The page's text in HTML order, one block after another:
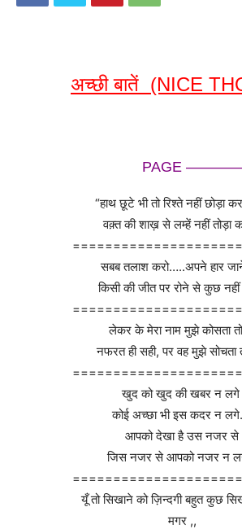
अच्छी बातें (NICE
PAGE
“हाथ छूटे भी तो रिश्ते नहीं छोड़ा
वक़्त की शाख़ से लम्हें नहीं तोड़ा
सबब तलाश करो…..अपने हार
किसी की जीत पर रोने से कुछ नहीं
लेकर के मेरा नाम मुझे कोसता
नफरत ही सही, पर वह मुझे सोचता
खुद को खुद की खबर न लगे
कोई अच्छा भी इस कदर न
आपको देखा है उस नजर से
जिस नजर से आपको नजर न
यूँ तो सिखाने को ज़िन्दगी बहुत कुछ
मगर ,,